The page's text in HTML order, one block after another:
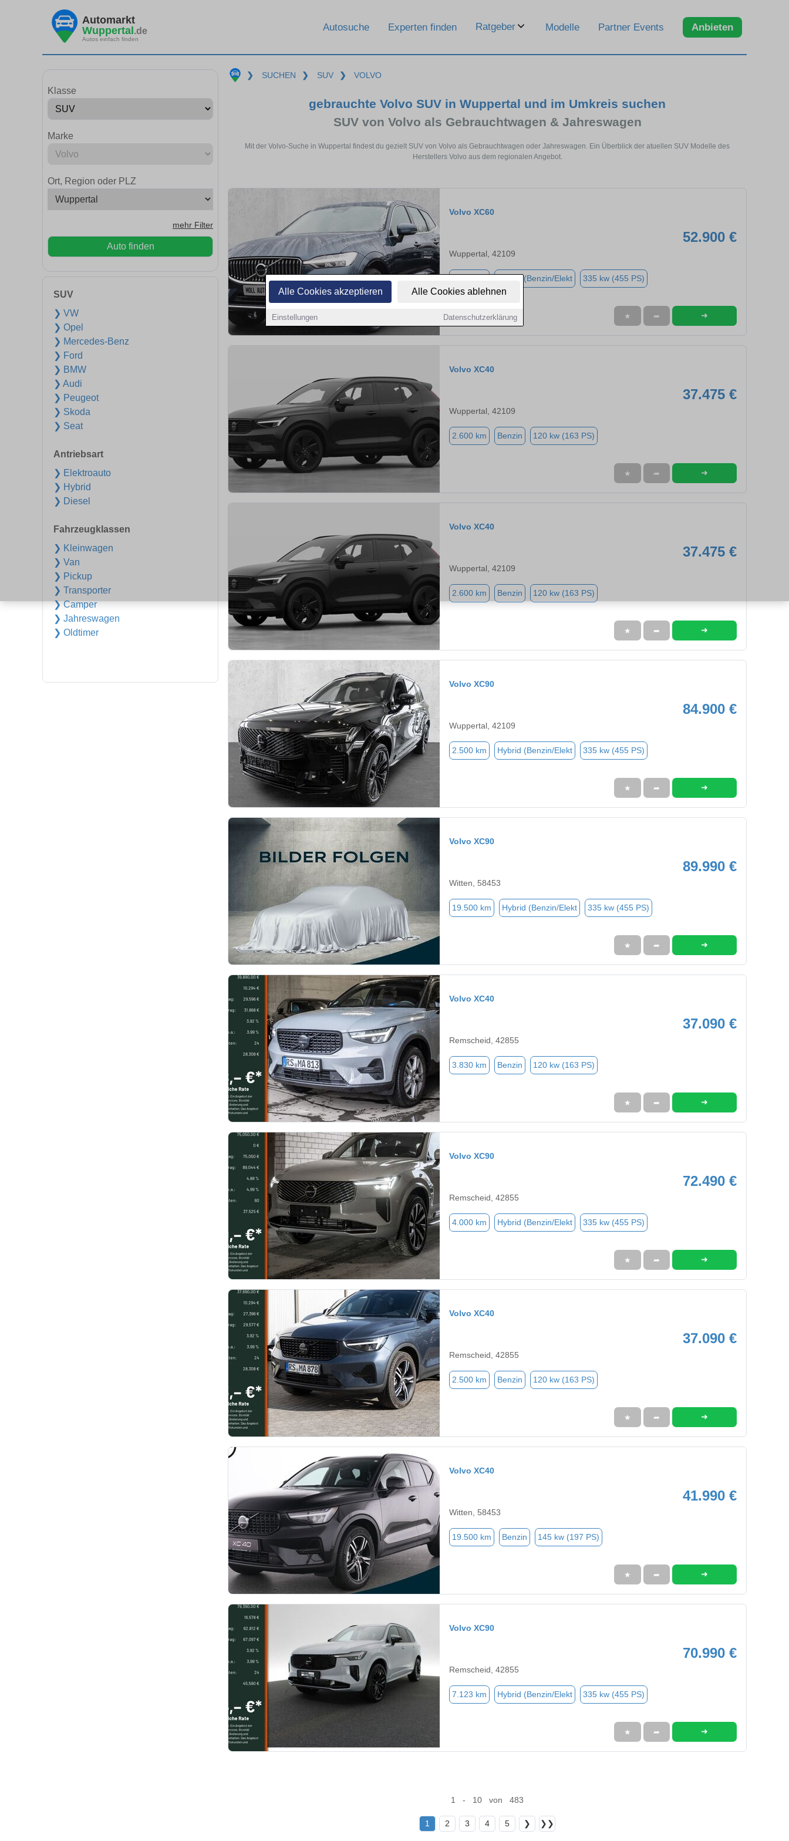
Alle Cookies akzeptieren Alle Cookies ablehnen
Einstellungen Datenschutzerklärung
Automarkt
Wuppertal.de
Autos einfach finden
Autosuche Experten finden Ratgeber Modelle Partner Events Anbieten
Klasse
Marke
Ort, Region oder PLZ
mehr Filter
Auto finden
SUV
❯ VW
❯ Opel
❯ Mercedes-Benz
❯ Ford
❯ BMW
❯ Audi
❯ Peugeot
❯ Skoda
❯ Seat
Antriebsart
❯ Elektroauto
❯ Hybrid
❯ Diesel
Fahrzeugklassen
❯ Kleinwagen
❯ Van
❯ Pickup
❯ Transporter
❯ Camper
❯ Jahreswagen
❯ Oldtimer
❯ SUCHEN ❯ SUV ❯ VOLVO
gebrauchte Volvo SUV in Wuppertal und im Umkreis suchen
SUV von Volvo als Gebrauchtwagen & Jahreswagen
Mit der Volvo-Suche in Wuppertal findest du gezielt SUV von Volvo als Gebrauchtwagen oder Jahreswagen. Ein Überblick der atuellen SUV Modelle des
Herstellers Volvo aus dem regionalen Angebot.
Volvo XC60
52.900 €
Wuppertal, 42109
Hybrid (Benzin/Elekt 335 kw (455 PS)
★ ➦ ➜
Volvo XC40
37.475 €
Wuppertal, 42109
2.600 km Benzin 120 kw (163 PS)
★ ➦ ➜
Volvo XC40
37.475 €
Wuppertal, 42109
2.600 km Benzin 120 kw (163 PS)
★ ➦ ➜
Volvo XC90
84.900 €
Wuppertal, 42109
2.500 km Hybrid (Benzin/Elekt 335 kw (455 PS)
★ ➦ ➜
Volvo XC90
89.990 €
Witten, 58453
19.500 km Hybrid (Benzin/Elekt 335 kw (455 PS)
★ ➦ ➜
Volvo XC40
37.090 €
Remscheid, 42855
3.830 km Benzin 120 kw (163 PS)
★ ➦ ➜
Volvo XC90
72.490 €
Remscheid, 42855
4.000 km Hybrid (Benzin/Elekt 335 kw (455 PS)
★ ➦ ➜
Volvo XC40
37.090 €
Remscheid, 42855
2.500 km Benzin 120 kw (163 PS)
★ ➦ ➜
Volvo XC40
41.990 €
Witten, 58453
19.500 km Benzin 145 kw (197 PS)
★ ➦ ➜
Volvo XC90
70.990 €
Remscheid, 42855
7.123 km Hybrid (Benzin/Elekt 335 kw (455 PS)
★ ➦ ➜
1 - 10 von 483
1 2 3 4 5 ❯ ❯❯